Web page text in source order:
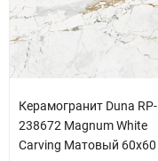
Керамогранит Duna RP-
238672 Magnum White
Carving Матовый 60x60